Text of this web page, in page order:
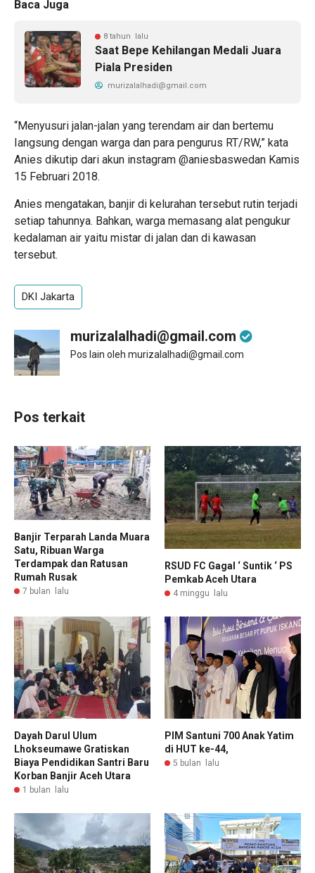
Baca Juga
8 tahun lalu
Saat Bepe Kehilangan Medali Juara
Piala Presiden
murizalalhadi@gmail.com
“Menyusuri jalan-jalan yang terendam air dan bertemu
Iangsung dengan warga dan para pengurus RT/RW,” kata
Anies dikutip dari akun instagram @aniesbaswedan Kamis
15 Februari 2018.
Anies mengatakan, banjir di kelurahan tersebut rutin terjadi
setiap tahunnya. Bahkan, warga memasang alat pengukur
kedalaman air yaitu mistar di jalan dan di kawasan
tersebut.
DKI Jakarta
murizalalhadi@gmail.com
Pos lain oleh murizalalhadi@gmail.com
Pos terkait
Banjir Terparah Landa Muara
Satu, Ribuan Warga
Terdampak dan Ratusan
Rumah Rusak
7 bulan lalu
RSUD FC Gagal ‘ Suntik ‘ PS
Pemkab Aceh Utara
4 minggu lalu
Dayah Darul Ulum
Lhokseumawe Gratiskan
Biaya Pendidikan Santri Baru
Korban Banjir Aceh Utara
1 bulan lalu
PIM Santuni 700 Anak Yatim
di HUT ke-44,
5 bulan lalu